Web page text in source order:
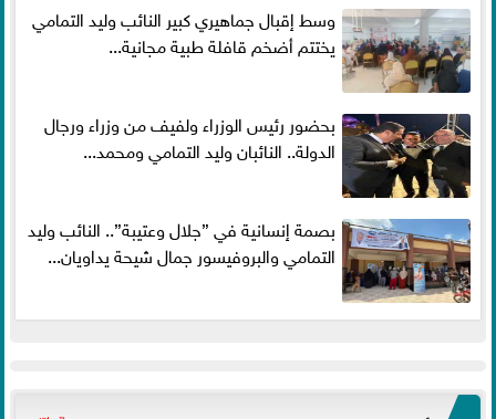
وسط إقبال جماهيري كبير النائب وليد التمامي
يختتم أضخم قافلة طبية مجانية...
بحضور رئيس الوزراء ولفيف من وزراء ورجال
الدولة.. النائبان وليد التمامي ومحمد...
بصمة إنسانية في ”جلال وعتيبة”.. النائب وليد
التمامي والبروفيسور جمال شيحة يداويان...